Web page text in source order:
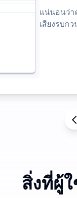
แน่นอนว่า
เสียงรบก
สิ่งที่ผู้